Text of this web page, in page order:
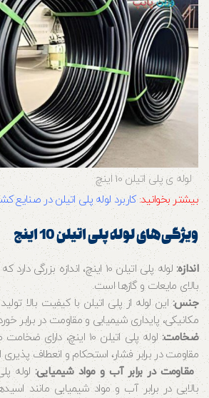
لوله ی پلی اتیلن 10 اینچ
بیشتر بخوانید: کاربرد لوله پلی اتیلن در صنایع
ویژگی‌های لوله پلی اتیلن 10 اینچ
اندازه:
لوله پلی اتیلن 10 اینچ، اندازه
بالای مایعات و گازها است.
جنس:این لوله از پلی اتیلن با کیفیت بالا
مکانیکی، پایداری شیمیایی و مقاومت در برابر
ضخامت:
لوله پلی اتیلن 10 اینچ،
مقاومت در برابر فشار، استحکام و انعطاف
مقاومت در برابر آب و مواد شیمیایی:
بالایی در برابر آب و مواد شیمیایی مانند